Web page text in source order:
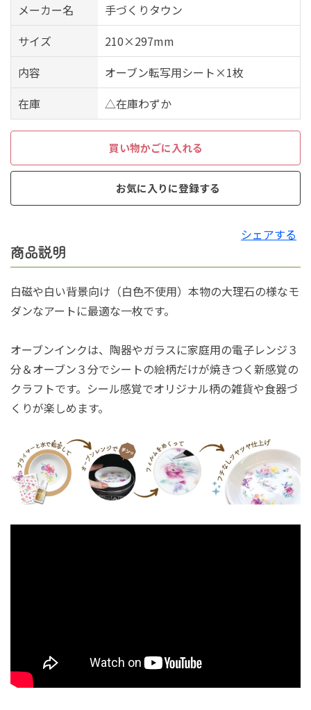
メーカー名
手づくりタウン
サイズ
210×297mm
内容
オーブン転写用シート×1枚
在庫
△在庫わずか
買い物かごに入れる
お気に入りに登録する
シェアする
商品説明
白磁や白い背景向け（白色不使用）本物の大理石の様なモ
ダンなアートに最適な一枚です。
オーブンインクは、陶器やガラスに家庭用の電子レンジ３
分＆オーブン３分でシートの絵柄だけが焼きつく新感覚の
クラフトです。シール感覚でオリジナル柄の雑貨や食器づ
くりが楽しめます。